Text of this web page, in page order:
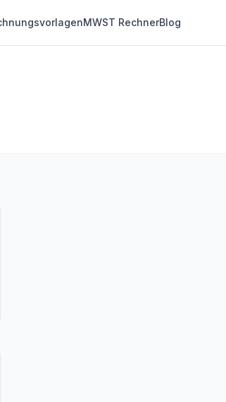
MWST RechnerBlog